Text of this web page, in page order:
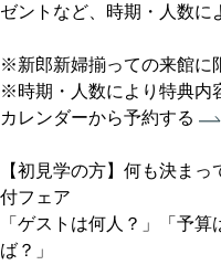
ゼントなど、時期・人数に
※新郎新婦揃っての来館に
※時期・人数により特典内
カレンダーから予約する
【初見学の方】何も決ま
付フェア
「ゲストは何人？」「予
ば？」